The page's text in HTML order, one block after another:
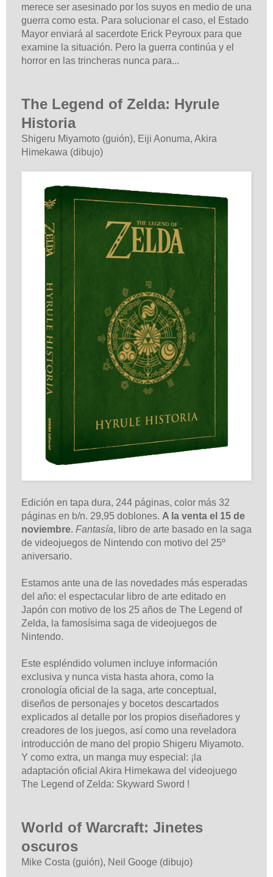
merece ser asesinado por los suyos en medio de una
guerra como esta. Para solucionar el caso, el Estado
Mayor enviará al sacerdote Erick Peyroux para que
examine la situación. Pero la guerra continúa y el
horror en las trincheras nunca para...
The Legend of Zelda: Hyrule
Historia
Shigeru Miyamoto (guión), Eiji Aonuma, Akira
Himekawa (dibujo)
Edición en tapa dura, 244 páginas, color más 32
páginas en b/n. 29,95 doblones. A la venta el 15 de
noviembre. Fantasía, libro de arte basado en la saga
de videojuegos de Nintendo con motivo del 25º
aniversario.
Estamos ante una de las novedades más esperadas
del año: el espectacular libro de arte editado en
Japón con motivo de los 25 años de The Legend of
Zelda, la famosísima saga de videojuegos de
Nintendo.
Este espléndido volumen incluye información
exclusiva y nunca vista hasta ahora, como la
cronología oficial de la saga, arte conceptual,
diseños de personajes y bocetos descartados
explicados al detalle por los propios diseñadores y
creadores de los juegos, así como una reveladora
introducción de mano del propio Shigeru Miyamoto.
Y como extra, un manga muy especial: ¡la
adaptación oficial Akira Himekawa del videojuego
The Legend of Zelda: Skyward Sword !
World of Warcraft: Jinetes
oscuros
Mike Costa (guión), Neil Googe (dibujo)